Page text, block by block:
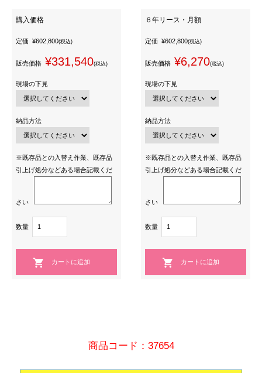
購入価格
定価 ¥602,800(税込)
販売価格 ¥331,540(税込)
現場の下見
納品方法
※既存品との入替え作業、既存品
引上げ処分などある場合記載くだ
さい
数量
６年リース・月額
定価 ¥602,800(税込)
販売価格 ¥6,270(税込)
現場の下見
納品方法
※既存品との入替え作業、既存品
引上げ処分などある場合記載くだ
さい
数量
商品コード：37654